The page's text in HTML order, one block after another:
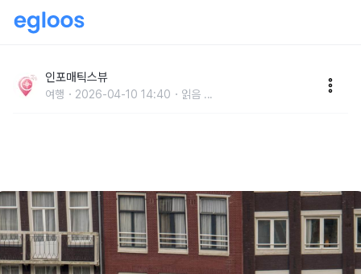
프트까지인포매틱스뷰
여행 2026-04-10 14:40 읽음 ...